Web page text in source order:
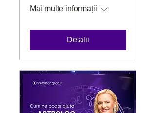
Mai multe informații
Detalii